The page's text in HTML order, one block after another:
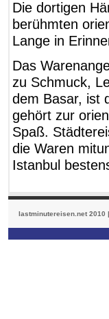
Die dortigen
berühmten
Lange in
Das
zu Schmuck,
dem Basar, ist
gehört zur
Spaß.
die Waren
Istanbul
lastminutereisen.net 2010 |